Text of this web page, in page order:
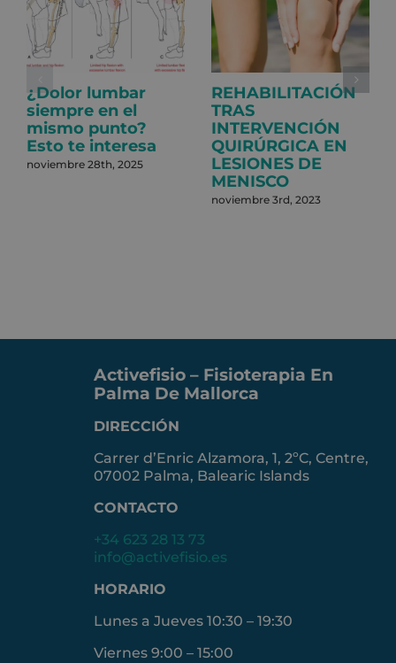
¿Dolor lumbar
siempre en el
mismo punto?
Esto te interesa
noviembre 28th, 2025
REHABILITACIÓN
TRAS
INTERVENCIÓN
QUIRÚRGICA EN
LESIONES DE
MENISCO
noviembre 3rd, 2023
Activefisio – Fisioterapia En
Palma De Mallorca
DIRECCIÓN
Carrer d’Enric Alzamora, 1, 2ºC, Centre,
07002 Palma, Balearic Islands
CONTACTO
+34 623 28 13 73
info@activefisio.es
HORARIO
Lunes a Jueves 10:30 – 19:30
Viernes 9:00 – 15:00